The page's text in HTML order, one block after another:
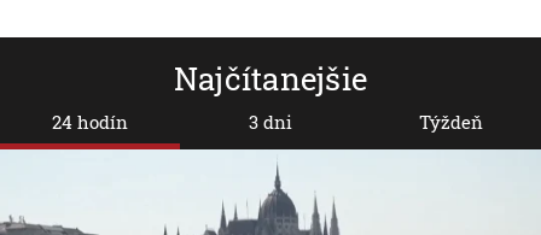
Najčítanejšie
24 hodín 3 dni Týždeň